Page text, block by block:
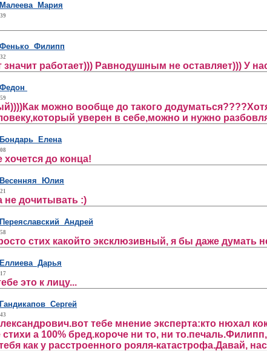
Малеева Мария
Фенько Филипп
работает))) Равнодушным не оставляет))) У
Федон
можно вообще до такого
уверен в себе,можно и нужно
Бондарь Елена
хочется до конца!
Весенняя Юлия
не дочитывать :)
Переяславский Андрей
стих какойто эксклюзивный, я бы даже думать
Еллиева Дарья
это к лицу...
Гандикапов Сергей
тебе мнение эксперта:кто нюхал
а 100% бред.короче ни то, ни
как у расстроенного рояля-катастрофа.Давай,